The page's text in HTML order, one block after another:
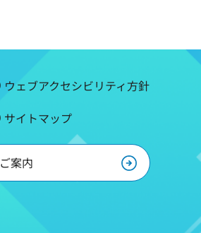
ウェブアクセシビリティ方針
サイトマップ
案内